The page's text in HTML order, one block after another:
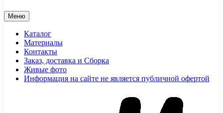
Меню
Каталог
Материалы
Контакты
Заказ, доставка и Сборка
Живые фото
Информация на сайте не является публичной офертой